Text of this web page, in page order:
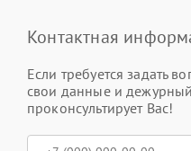
Контактная
Если требуется задать
свои данные и
проконсультирует Вас!